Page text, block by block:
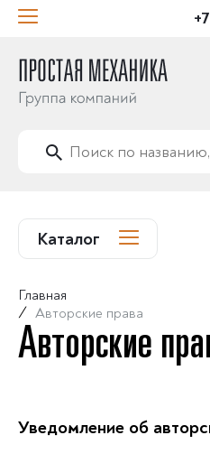
Каталог
Главная
/ Авторские права
Авторские
Уведомление об